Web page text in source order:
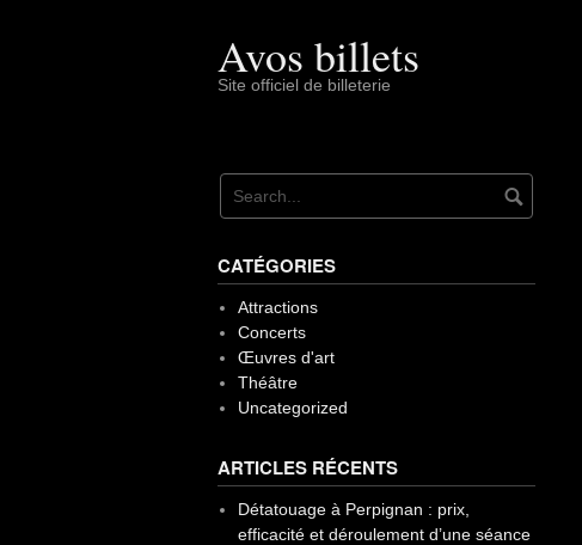
Avos billets
Site officiel de billeterie
CATÉGORIES
Attractions
Concerts
Œuvres d'art
Théâtre
Uncategorized
ARTICLES RÉCENTS
Détatouage à Perpignan : prix,
efficacité et déroulement d’une séance